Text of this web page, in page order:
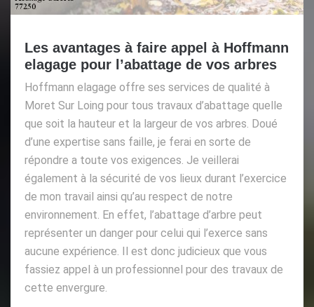
Les avantages à faire appel à Hoffmann
elagage pour l’abattage de vos arbres
Hoffmann elagage offre ses services de qualité à
Moret Sur Loing pour tous travaux d’abattage quelle
que soit la hauteur et la largeur de vos arbres. Doué
d’une expertise sans faille, je ferai en sorte de
répondre a toute vos exigences. Je veillerai
également à la sécurité de vos lieux durant l’exercice
de mon travail ainsi qu’au respect de notre
environnement. En effet, l’abattage d’arbre peut
représenter un danger pour celui qui l’exerce sans
aucune expérience. Il est donc judicieux que vous
fassiez appel à un professionnel pour des travaux de
cette envergure.